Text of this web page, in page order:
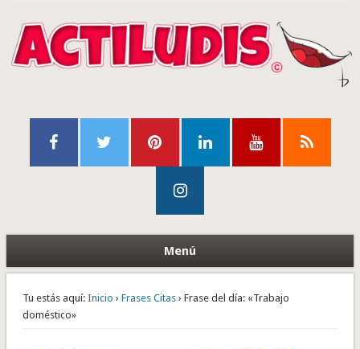
Menú
Tu estás aquí: Inicio › Frases Citas› Frase del día: «Trabajo
doméstico»